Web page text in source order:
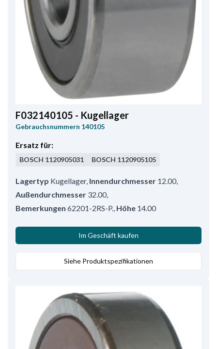
F032140105 - Kugellager
Gebrauchsnummern 140105
Ersatz für:
BOSCH 1120905031 BOSCH 1120905105
Lagertyp Kugellager, Innendurchmesser 12.00,
Außendurchmesser 32.00,
Bemerkungen 62201-2RS-P. Höhe 14.00
Im Geschäft kaufen
Siehe Produktspezifikationen